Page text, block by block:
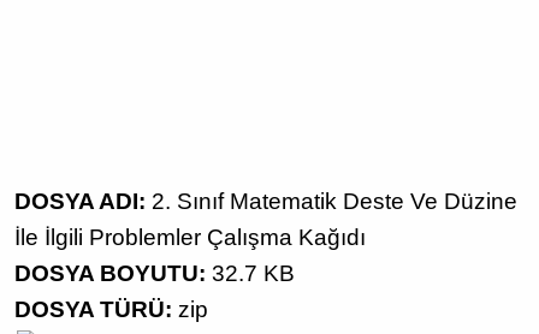
DOSYA ADI: 2. Sınıf Matematik Deste Ve Düzine
İle İlgili Problemler Çalışma Kağıdı
DOSYA BOYUTU: 32.7 KB
DOSYA TÜRÜ: zip